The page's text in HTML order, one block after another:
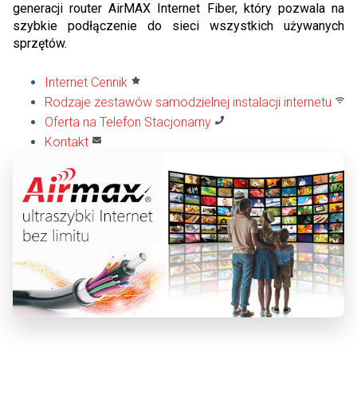
generacji router AirMAX Internet Fiber, który pozwala na
szybkie podłączenie do sieci wszystkich używanych
sprzętów.
Internet Cennik
Rodzaje zestawów samodzielnej instalacji internetu
Oferta na Telefon Stacjonarny
Kontakt